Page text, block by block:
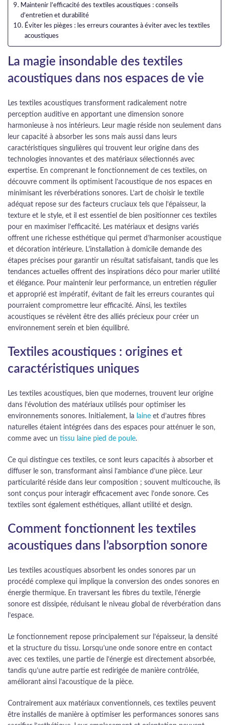
Maintenir l’efficacité des textiles acoustiques : conseils
d’entretien et durabilité
Éviter les pièges : les erreurs courantes à éviter avec les textiles
acoustiques
La magie insondable des textiles
acoustiques dans nos espaces de vie
Les textiles acoustiques transforment radicalement notre
perception auditive en apportant une dimension sonore
harmonieuse à nos intérieurs. Leur magie réside non seulement dans
leur capacité à absorber les sons mais aussi dans leurs
caractéristiques singulières qui trouvent leur origine dans des
technologies innovantes et des matériaux sélectionnés avec
expertise. En comprenant le fonctionnement de ces textiles, on
découvre comment ils optimisent l’acoustique de nos espaces en
minimisant les réverbérations sonores. L’art de choisir le textile
adéquat repose sur des facteurs cruciaux tels que l’épaisseur, la
texture et le style, et il est essentiel de bien positionner ces textiles
pour en maximiser l’efficacité. Les matériaux et designs variés
offrent une richesse esthétique qui permet d’harmoniser acoustique
et décoration intérieure. L’installation à domicile demande des
étapes précises pour garantir un résultat satisfaisant, tandis que les
tendances actuelles offrent des inspirations déco pour marier utilité
et élégance. Pour maintenir leur performance, un entretien régulier
et approprié est impératif, évitant de fait les erreurs courantes qui
pourraient compromettre leur efficacité. Ainsi, les textiles
acoustiques se révèlent être des alliés précieux pour créer un
environnement serein et bien équilibré.
Textiles acoustiques : origines et
caractéristiques uniques
Les textiles acoustiques, bien que modernes, trouvent leur origine
dans l’évolution des matériaux utilisés pour optimiser les
environnements sonores. Initialement, la laine et d’autres fibres
naturelles étaient intégrées dans des espaces pour atténuer le son,
comme avec un tissu laine pied de poule.
Ce qui distingue ces textiles, ce sont leurs capacités à absorber et
diffuser le son, transformant ainsi l’ambiance d’une pièce. Leur
particularité réside dans leur composition ; souvent multicouche, ils
sont conçus pour interagir efficacement avec l’onde sonore. Ces
textiles sont également esthétiques, alliant utilité et design.
Comment fonctionnent les textiles
acoustiques dans l’absorption sonore
Les textiles acoustiques absorbent les ondes sonores par un
procédé complexe qui implique la conversion des ondes sonores en
énergie thermique. En traversant les fibres du textile, l’énergie
sonore est dissipée, réduisant le niveau global de réverbération dans
l’espace.
Le fonctionnement repose principalement sur l’épaisseur, la densité
et la structure du tissu. Lorsqu’une onde sonore entre en contact
avec ces textiles, une partie de l’énergie est directement absorbée,
tandis qu’une autre partie est redirigée de manière contrôlée,
améliorant ainsi l’acoustique de la pièce.
Contrairement aux matériaux conventionnels, ces textiles peuvent
être installés de manière à optimiser les performances sonores sans